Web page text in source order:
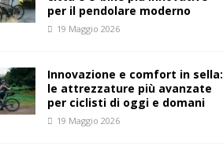
per il pendolare moderno
19 Maggio 2026
Innovazione e comfort in sella:
le attrezzature più avanzate
per ciclisti di oggi e domani
19 Maggio 2026